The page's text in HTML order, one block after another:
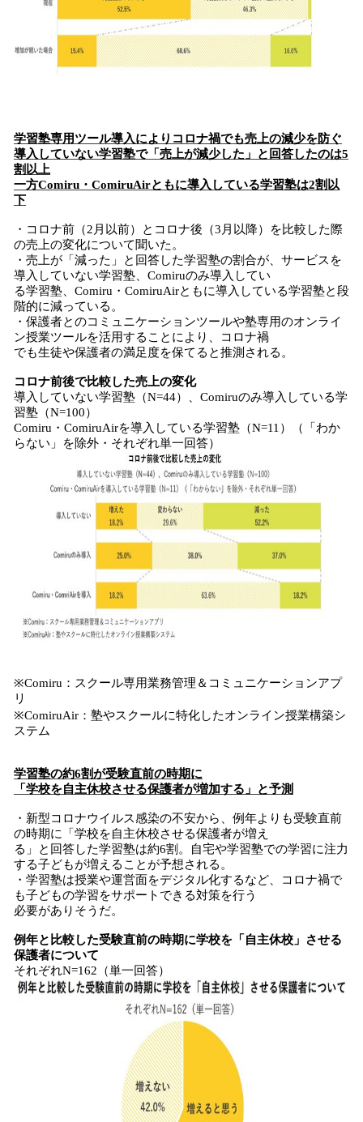
学習塾専用ツール導入により コロナ禍でも売上の減少を防ぐ
導入していない学習塾で「売上が減少した」と回答したのは5
割以上
一方Comiru・ComiruAirともに導入している学習塾は2割以
下
・コロナ前（2月以前）とコロナ後（3月以降）を比較した際
の売上の変化について聞いた。
・売上が「減った」と回答した学習塾の割合が、サービスを
導入していない学習塾、Comiruのみ導入してい
る学習塾、Comiru・ComiruAirともに導入している学習塾と段
階的に減っている。
・保護者とのコミュニケーションツールや塾専用のオンライ
ン授業ツールを活用することにより、コロナ禍
でも生徒や保護者の満足度を保てると推測される。
コロナ前後で比較した売上の変化
導入していない学習塾（N=44）、Comiruのみ導入している学
習塾（N=100）
Comiru・ComiruAirを導入している学習塾（N=11）（「わか
らない」を除外・それぞれ単一回答）
※Comiru：スクール専用業務管理＆コミュニケーションアプ
リ
※ComiruAir：塾やスクールに特化したオンライン授業構築シ
ステム
学習塾の約6割が受験直前の時期に
「学校を自主休校させる保護者が増加する」と予測
・新型コロナウイルス感染の不安から、例年よりも受験直前
の時期に「学校を自主休校させる保護者が増え
る」と回答した学習塾は約6割。自宅や学習塾での学習に注力
する子どもが増えることが予想される。
・学習塾は授業や運営面をデジタル化するなど、コロナ禍で
も子どもの学習をサポートできる対策を行う
必要がありそうだ。
例年と比較した受験直前の時期に学校を「自主休校」させる
保護者について
それぞれN=162（単一回答）